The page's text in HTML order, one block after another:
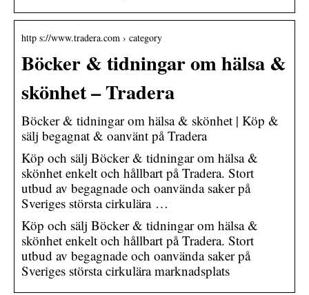
http s://www.tradera.com › category
Böcker & tidningar om hälsa &
skönhet – Tradera
Böcker & tidningar om hälsa & skönhet | Köp &
sälj begagnat & oanvänt på Tradera
Köp och sälj Böcker & tidningar om hälsa &
skönhet enkelt och hållbart på Tradera. Stort
utbud av begagnade och oanvända saker på
Sveriges största cirkulära …
Köp och sälj Böcker & tidningar om hälsa &
skönhet enkelt och hållbart på Tradera. Stort
utbud av begagnade och oanvända saker på
Sveriges största cirkulära marknadsplats